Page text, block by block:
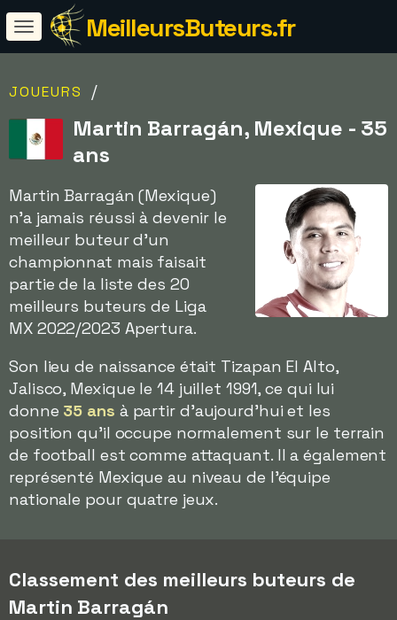
MeilleursButeurs.fr
JOUEURS /
Martin Barragán, Mexique - 35
ans
Martin Barragán (Mexique)
n'a jamais réussi à devenir le
meilleur buteur d'un
championnat mais faisait
partie de la liste des 20
meilleurs buteurs de Liga
MX 2022/2023 Apertura.
Son lieu de naissance était Tizapan El Alto,
Jalisco, Mexique le 14 juillet 1991, ce qui lui
donne 35 ans à partir d'aujourd'hui et les
position qu'il occupe normalement sur le terrain
de football est comme attaquant. Il a également
représenté Mexique au niveau de l'équipe
nationale pour quatre jeux.
Classement des meilleurs buteurs de
Martin Barragán